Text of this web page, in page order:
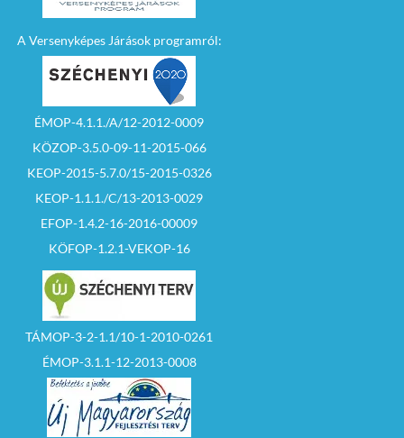
A Versenyképes Járások programról:
ÉMOP-4.1.1./A/12-2012-0009
KÖZOP-3.5.0-09-11-2015-066
KEOP-2015-5.7.0/15-2015-0326
KEOP-1.1.1./C/13-2013-0029
EFOP-1.4.2-16-2016-00009
KÖFOP-1.2.1-VEKOP-16
TÁMOP-3-2-1.1/10-1-2010-0261
ÉMOP-3.1.1-12-2013-0008